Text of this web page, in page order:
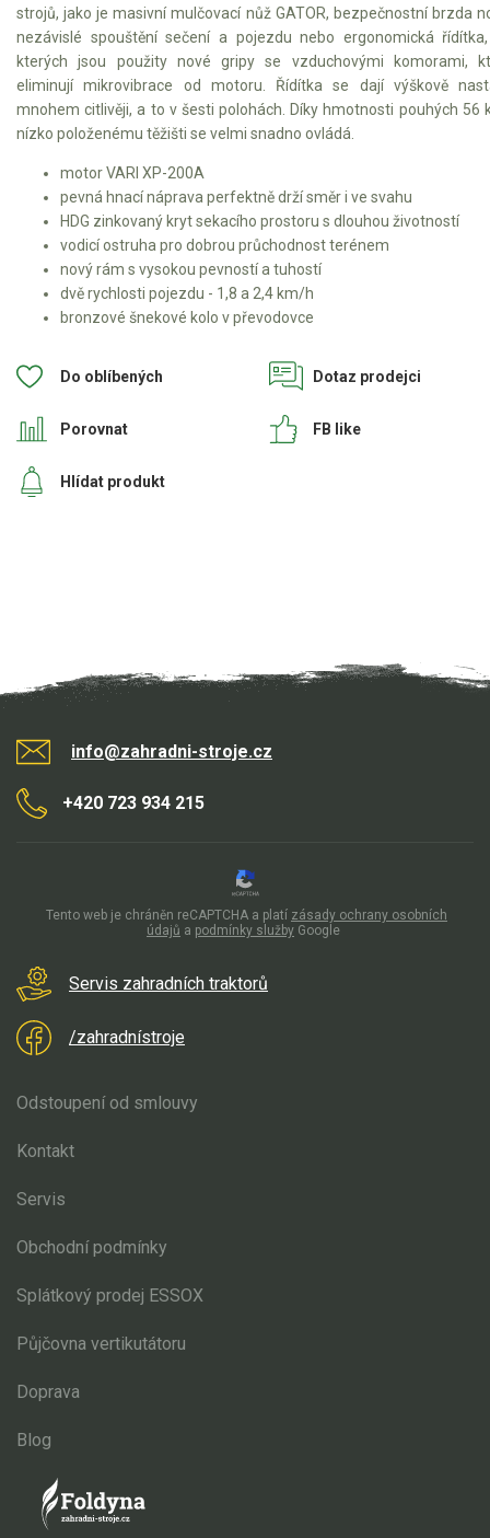
Elektrické tříkolky pracovní
Elektrické čtyřkolky
Náhradní díly
Náhradní díly pro motorové pily
Zahradní traktory
Řetězové pily
Náhradní díly pro křovinořezy
Náhradní díly pro sekačky
strojů, jako je masivní mulčovací nůž GATOR, bezpečnostní brzda
nezávislé spouštění sečení a pojezdu nebo ergonomická
kterých jsou použity nové gripy se vzduchovými komorami,
eliminují mikrovibrace od motoru. Řídítka se dají výškově
mnohem citlivěji, a to v šesti polohách. Díky hmotnosti pouhých 56
nízko položenému těžišti se velmi snadno ovládá.
motor VARI XP-200A
pevná hnací náprava perfektně drží směr i ve svahu
HDG zinkovaný kryt sekacího prostoru s dlouhou životností
vodicí ostruha pro dobrou průchodnost terénem
nový rám s vysokou pevností a tuhostí
dvě rychlosti pojezdu - 1,8 a 2,4 km/h
bronzové šnekové kolo v převodovce
Do oblíbených
Porovnat
Dotaz prodejci
Hlídat produkt
FB like
info@zahradni-stroje.cz
+420 723 934 215
Servis zahradních traktorů
/zahradnístroje
Odstoupení od smlouvy
Kontakt
Servis
Obchodní podmínky
Splátkový prodej ESSOX
Půjčovna vertikutátoru
Doprava
Blog
Tento web je chráněn reCAPTCHA a platí zásady ochrany osobních
údajů a podmínky služby Google